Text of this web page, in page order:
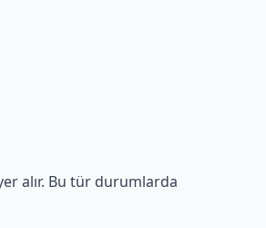
alır. Bu tür durumlarda